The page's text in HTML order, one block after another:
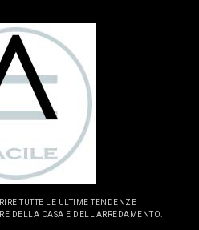
TUTTE LE ULTIME TENDENZE
DELLA CASA E DELL'ARREDAMENTO.